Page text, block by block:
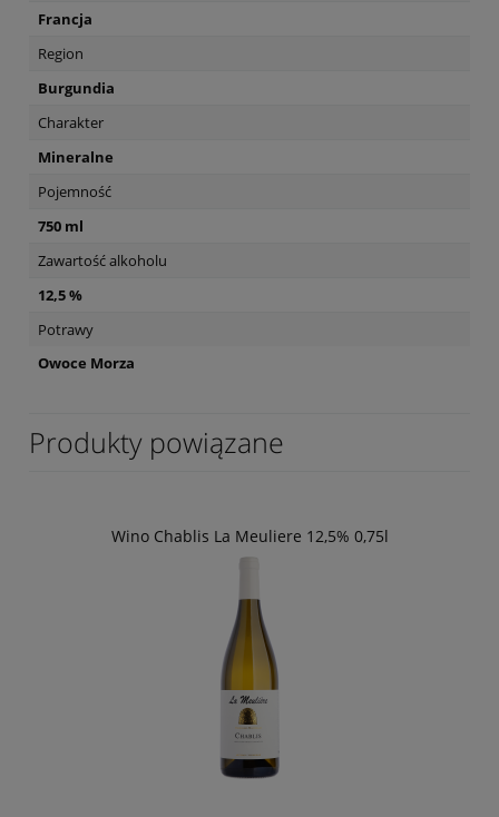
Francja
Region
Burgundia
Charakter
Mineralne
Pojemność
750 ml
Zawartość alkoholu
12,5 %
Potrawy
Owoce Morza
Produkty powiązane
Wino Chablis La Meuliere 12,5% 0,75l